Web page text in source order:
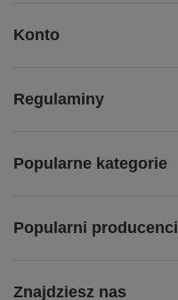
Konto
Regulaminy
Popularne kategorie
Popularni producenci
Znajdziesz nas